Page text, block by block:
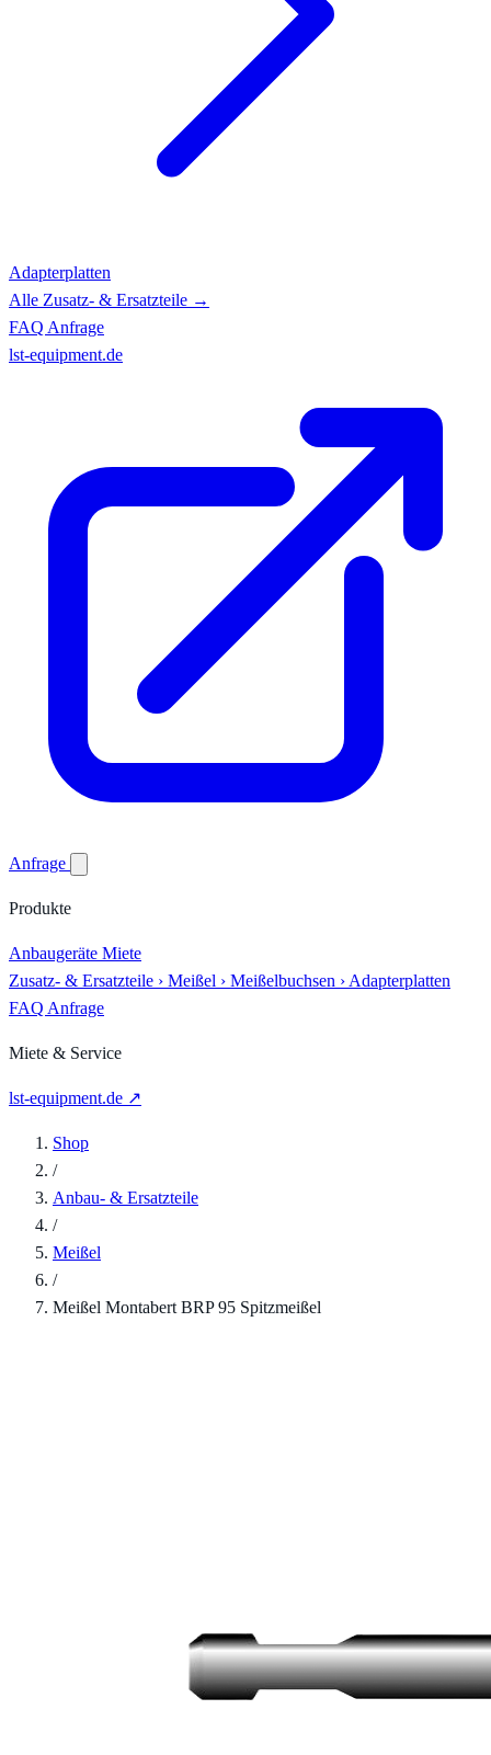
Adapterplatten
Alle Zusatz- & Ersatzteile →
FAQ Anfrage
lst-equipment.de
Anfrage
Produkte
Anbaugeräte Miete
Zusatz- & Ersatzteile › Meißel › Meißelbuchsen › Adapterplatten
FAQ Anfrage
Miete & Service
lst-equipment.de ↗
Shop
/
Anbau- & Ersatzteile
/
Meißel
/
Meißel Montabert BRP 95 Spitzmeißel